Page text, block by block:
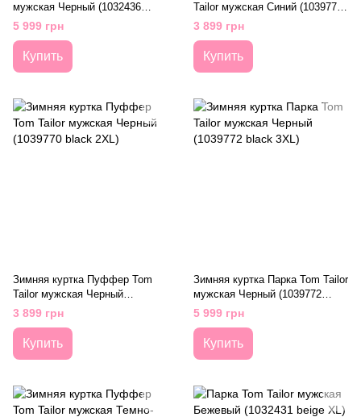
мужская Черный (1032436
black L)
5 999 грн
Купить
Tailor мужская Синий (1039770
blue XL)
3 899 грн
Купить
Зимняя куртка Пуффер Tom
Tailor мужская Черный
(1039770 black 2XL)
3 899 грн
Купить
Зимняя куртка Парка Tom Tailor
мужская Черный (1039772
black 3XL)
5 999 грн
Купить